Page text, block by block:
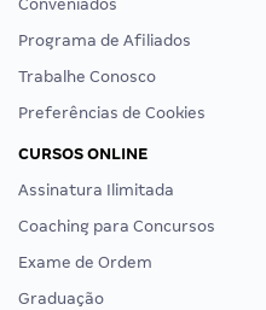
Conveniados
Programa de Afiliados
Trabalhe Conosco
Preferências de Cookies
CURSOS ONLINE
Assinatura Ilimitada
Coaching para Concursos
Exame de Ordem
Graduação